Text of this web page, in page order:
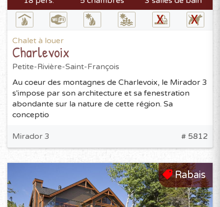
Chalet à louer
Charlevoix
Petite-Rivière-Saint-François
Au coeur des montagnes de Charlevoix, le Mirador 3
s'impose par son architecture et sa fenestration
abondante sur la nature de cette région. Sa
conceptio
Mirador 3 # 5812
Rabais